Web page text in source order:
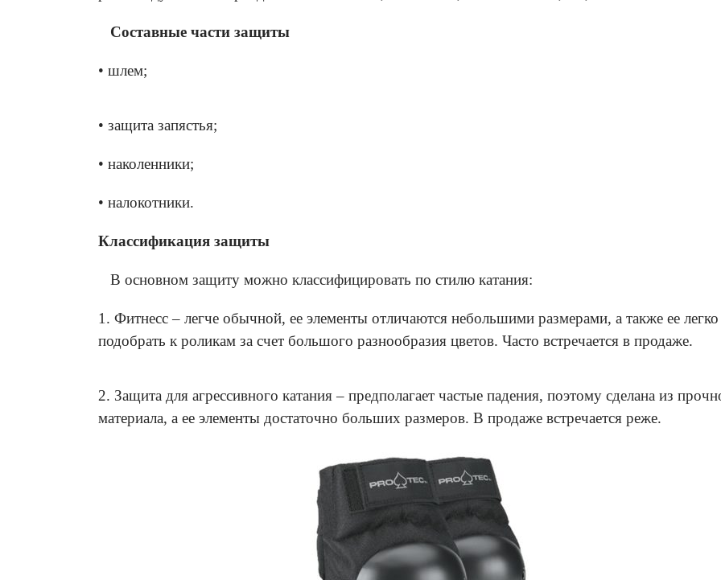
Составные части защиты
• шлем;
• защита запястья;
• наколенники;
• налокотники.
Классификация защиты
В основном защиту можно классифицировать по стилю катания:
1. Фитнесс – легче обычной, ее элементы отличаются небольшими размерами, а также ее легко
подобрать к роликам за счет большого разнообразия цветов. Часто встречается в продаже.
2. Защита для агрессивного катания – предполагает частые падения, поэтому сделана из
материала, а ее элементы достаточно больших размеров. В продаже встречается реже.